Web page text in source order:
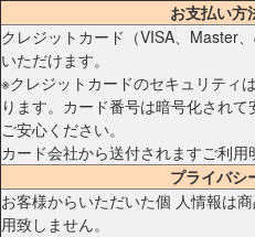
お支払い方
クレジットカード（VISA、Master
いただけます。
※クレジットカードのセキュリティ
ります。カード番号は暗号化され
ご安心ください。
カード会社から送付されますご利用
プライバシ
お客様からいただいた個 人情報は
用致しません。